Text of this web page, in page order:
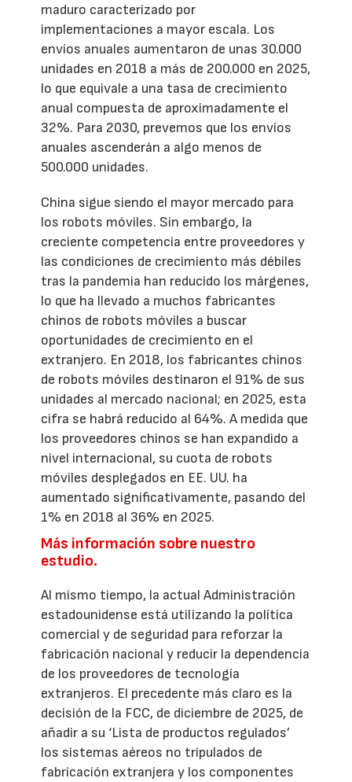
maduro caracterizado por
implementaciones a mayor escala. Los
envíos anuales aumentaron de unas 30.000
unidades en 2018 a más de 200.000 en 2025,
lo que equivale a una tasa de crecimiento
anual compuesta de aproximadamente el
32%. Para 2030, prevemos que los envíos
anuales ascenderán a algo menos de
500.000 unidades.
China sigue siendo el mayor mercado para
los robots móviles. Sin embargo, la
creciente competencia entre proveedores y
las condiciones de crecimiento más débiles
tras la pandemia han reducido los márgenes,
lo que ha llevado a muchos fabricantes
chinos de robots móviles a buscar
oportunidades de crecimiento en el
extranjero. En 2018, los fabricantes chinos
de robots móviles destinaron el 91% de sus
unidades al mercado nacional; en 2025, esta
cifra se habrá reducido al 64%. A medida que
los proveedores chinos se han expandido a
nivel internacional, su cuota de robots
móviles desplegados en EE. UU. ha
aumentado significativamente, pasando del
1% en 2018 al 36% en 2025.
Más información sobre nuestro
estudio.
Al mismo tiempo, la actual Administración
estadounidense está utilizando la política
comercial y de seguridad para reforzar la
fabricación nacional y reducir la dependencia
de los proveedores de tecnología
extranjeros. El precedente más claro es la
decisión de la FCC, de diciembre de 2025, de
añadir a su ‘Lista de productos regulados’
los sistemas aéreos no tripulados de
fabricación extranjera y los componentes